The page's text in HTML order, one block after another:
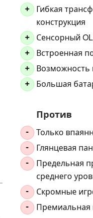
+
Гибкая
конструкция
+ Сенсорный
+ Встроенная
+ Возможность
+ Большая
Против
- Только
- Глянцевая
-
Предельная
среднего
- Скромные
- Премиальная